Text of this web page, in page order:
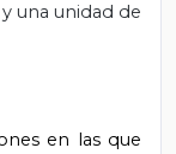
una unidad de
en las que